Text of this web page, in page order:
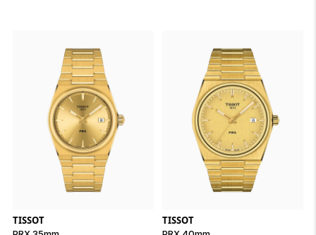
TISSOT TISSOT